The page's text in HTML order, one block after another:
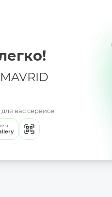
вас сервисе:
в